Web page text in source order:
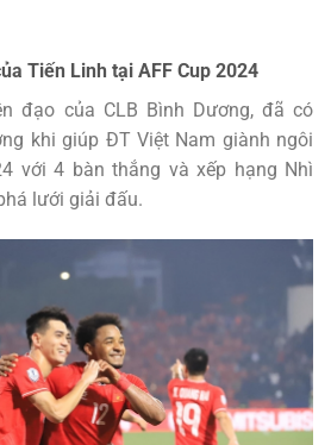
Tiến Linh tại AFF Cup 2024
đạo của CLB Bình Dương, đã có
khi giúp ĐT Việt Nam giành ngôi
với 4 bàn thắng và xếp hạng Nhì
lưới giải đấu.